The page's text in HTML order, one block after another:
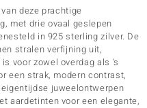
deze prachtige
met drie ovaal geslepen
in 925 sterling zilver. De
stralen verfijning uit,
voor zowel overdag als 's
een strak, modern contrast,
juweelontwerpen
aardetinten voor een elegante,